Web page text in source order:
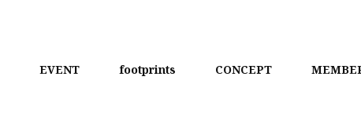
EVENT footprints CONCEPT